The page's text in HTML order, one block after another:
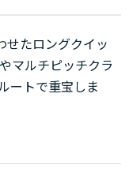
せたロングクイッ
マルチピッチクラ
ートで重宝しま